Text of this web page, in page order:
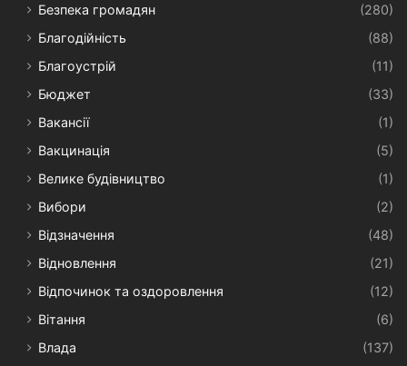
Безпека громадян
(280)
Благодійність
(88)
Благоустрій
(11)
Бюджет
(33)
Вакансії
(1)
Вакцинація
(5)
Велике будівництво
(1)
Вибори
(2)
Відзначення
(48)
Відновлення
(21)
Відпочинок та оздоровлення
(12)
Вітання
(6)
Влада
(137)